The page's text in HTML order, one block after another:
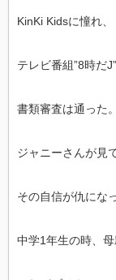
KinKi Kidsに憧れ、
テレビ番組”8時だ
書類審査は通った。
ジャニーさんが見
その自信が仇にな
中学1年生の時、